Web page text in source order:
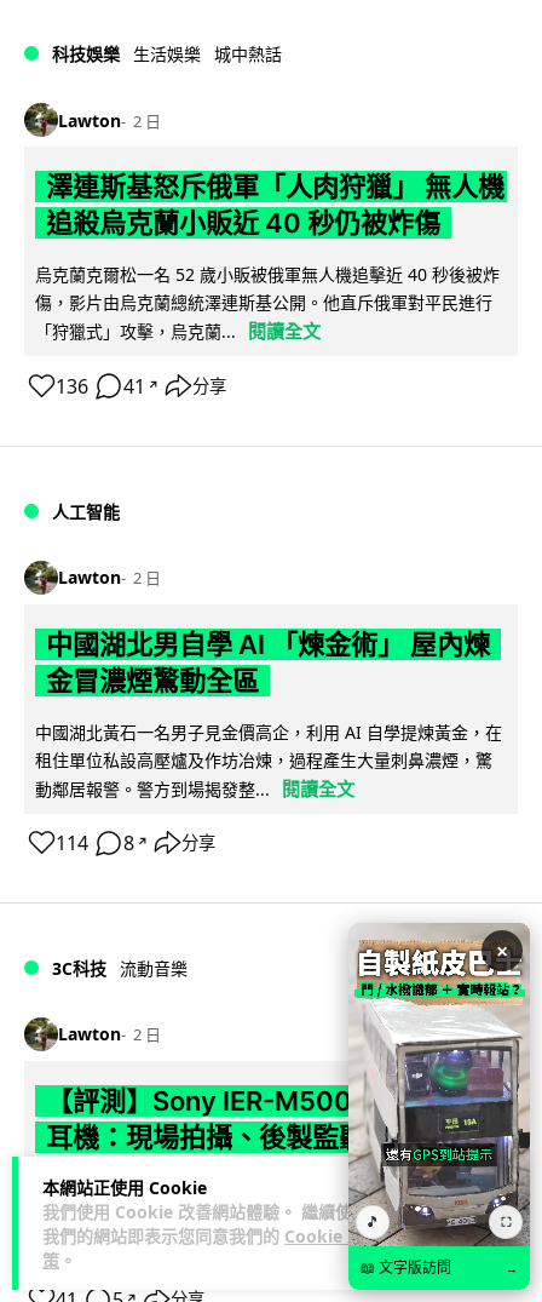
本網站正使用 Cookie
我們使用 Cookie 改善網站體驗。 繼續使用
我們的網站即表示您同意我們的 Cookie 政
策 。
科技娛樂 生活娛樂 城中熱話
Lawton 2 日
澤連斯基怒斥俄軍「人肉狩獵」 無人機
追殺烏克蘭小販近 40 秒仍被炸傷
烏克蘭克爾松一名 52 歲小販被俄軍無人機追擊近 40 秒後被炸
傷，影片由烏克蘭總統澤連斯基公開。他直斥俄軍對平民進行
「狩獵式」攻擊，烏克蘭...
閱讀全文
136 41 ↗ 分享
人工智能
Lawton 2 日
中國湖北男自學 AI 「煉金術」 屋內煉
金冒濃煙驚動全區
中國湖北黃石一名男子見金價高企，利用 AI 自學提煉黃金，在
租住單位私設高壓爐及作坊冶煉，過程產生大量刺鼻濃煙，驚
動鄰居報警。警方到場揭發整...
閱讀全文
114 8 ↗ 分享
3C科技 流動音樂
Lawton 2 日 89
【評測】Sony IER-M500 入耳式監聽
耳機：現場拍攝、後製監聽與人聲利器
談到專業混音專用的聲音監聽耳機，Sony 經典 MDR-7506 到
MDR-M1 專業錄音室耳機都為人熟悉。而現在舞台製作者與創
意影像製作... 閱讀全文
×
🎵 ⛶
📖 文字版訪問 →